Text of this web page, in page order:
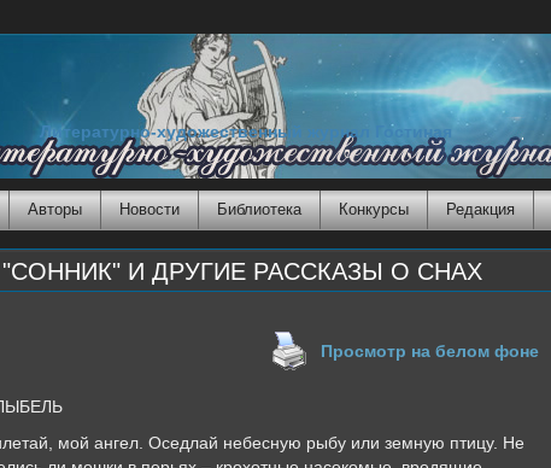
Литературно-художественный журнал Гостиная
Авторы Новости Библиотека Конкурсы Редакция
И ДРУГИЕ РАССКАЗЫ О СНАХ
Просмотр на белом фоне
мой ангел. Оседлай небесную рыбу или земную птицу. Не